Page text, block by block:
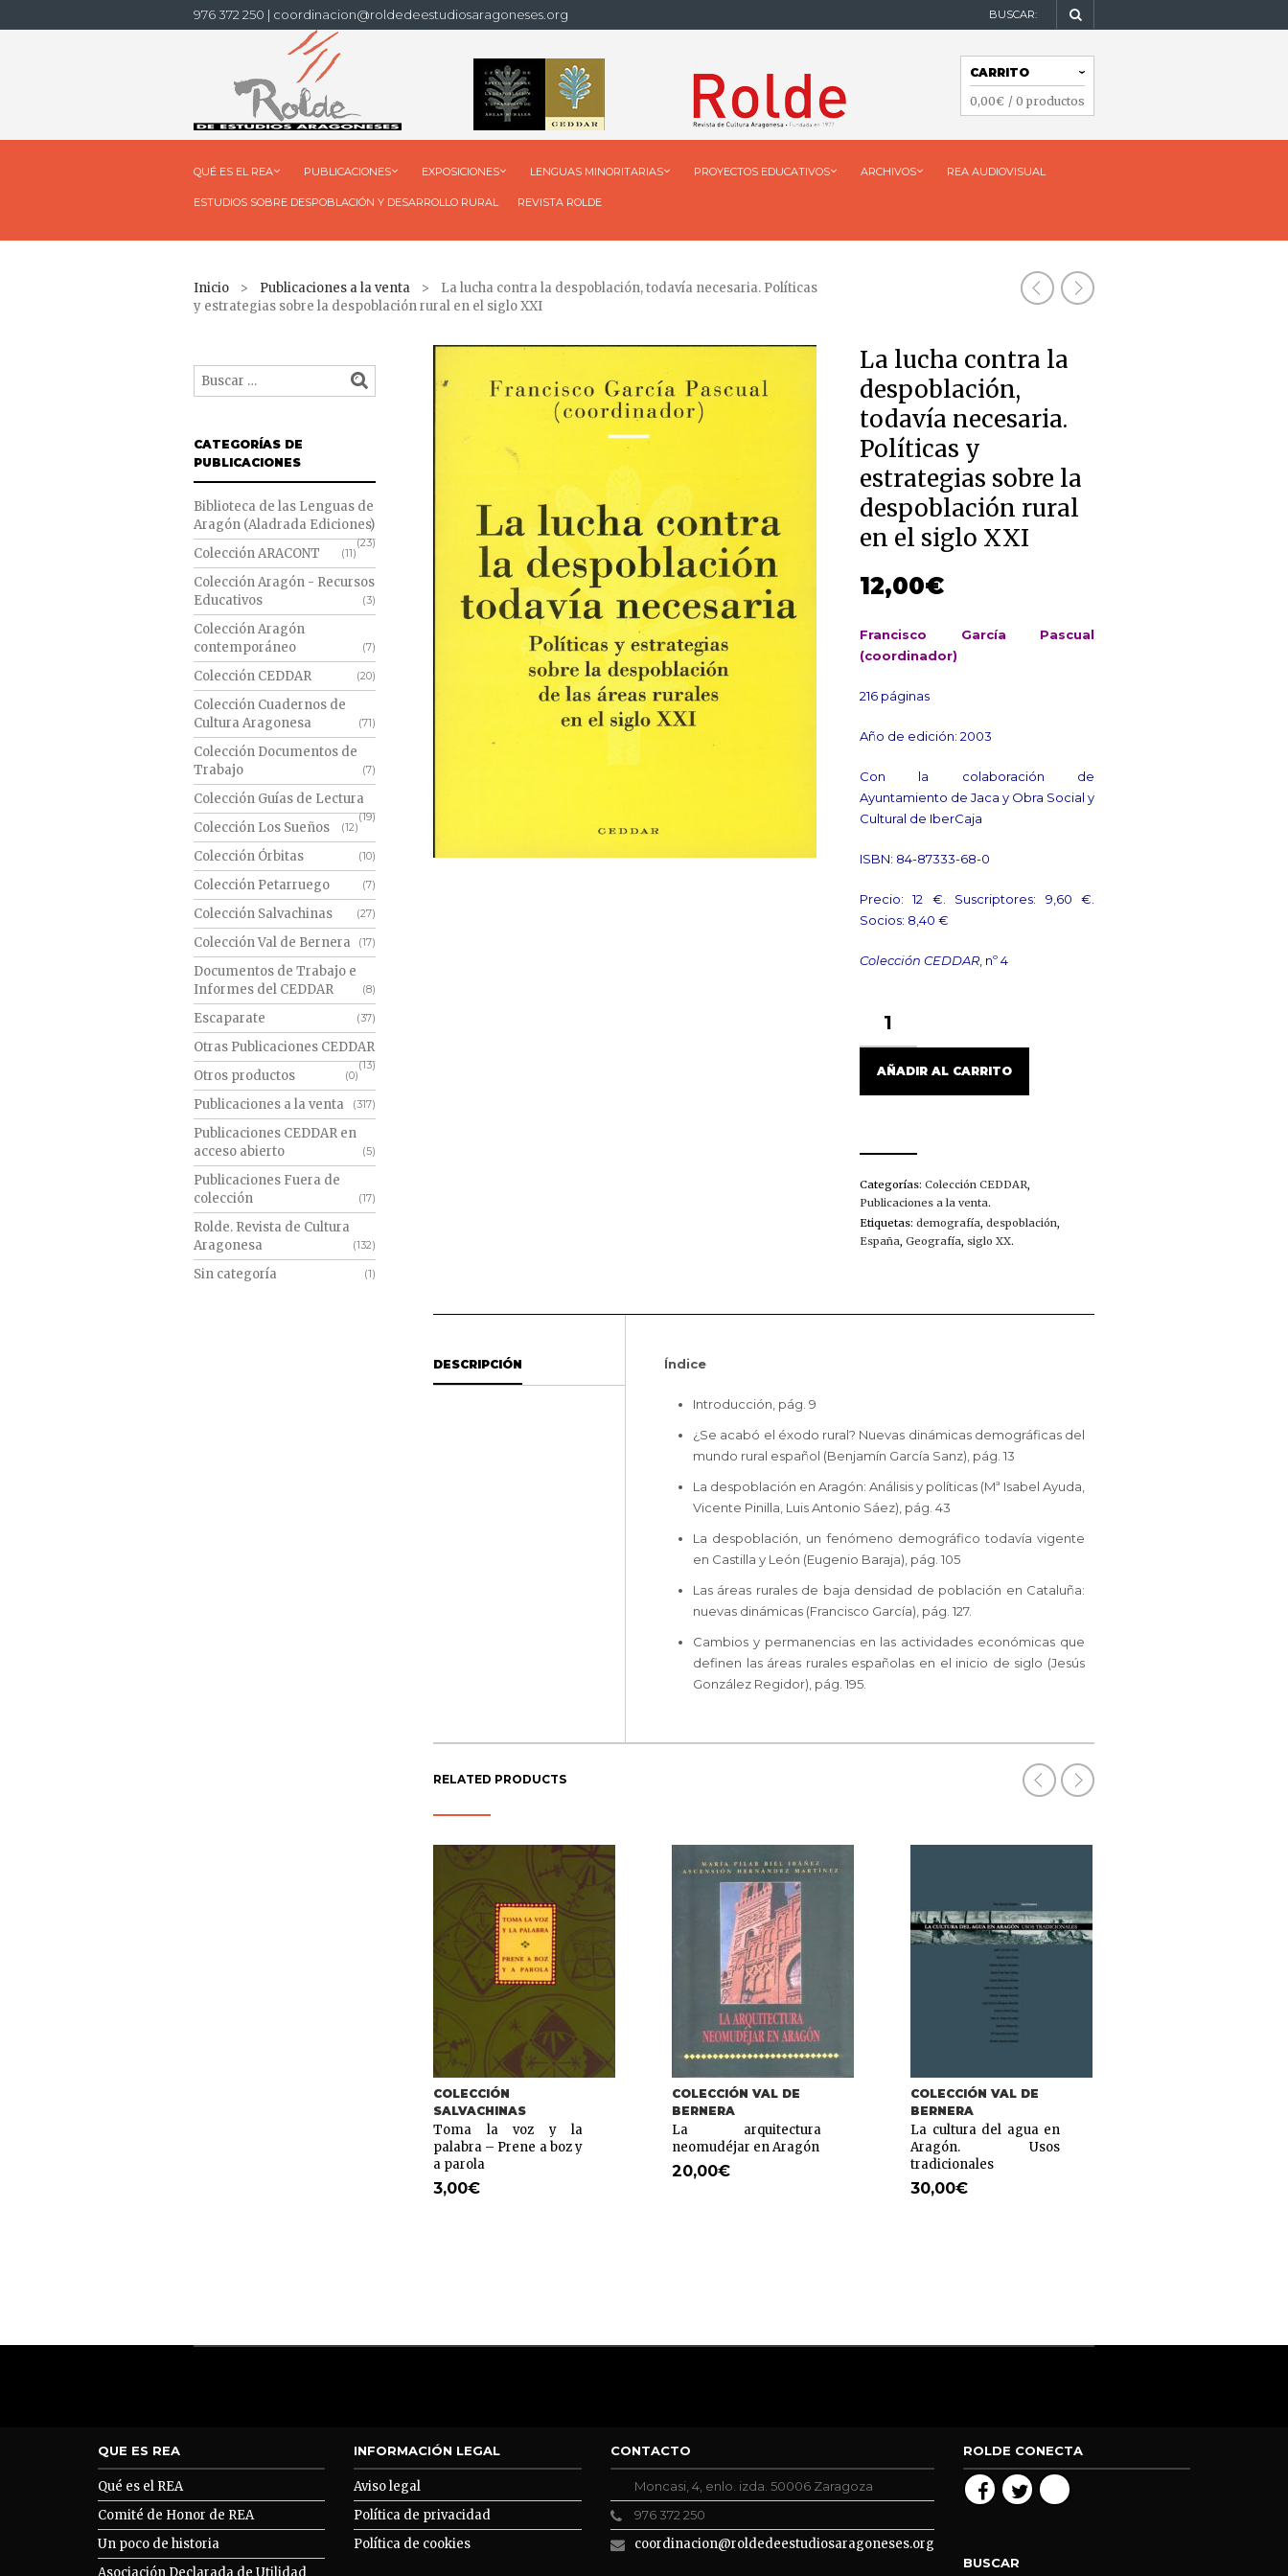
976 372 250 | coordinacion@roldedeestudiosaragoneses.org BUSCAR:
NAVEGACIÓN
CARRITO
0,00€ / 0 productos
QUÉ ES EL REA PUBLICACIONES EXPOSICIONES LENGUAS MINORITARIAS PROYECTOS EDUCATIVOS ARCHIVOS REA AUDIOVISUAL
ESTUDIOS SOBRE DESPOBLACIÓN Y DESARROLLO RURAL REVISTA ROLDE
Inicio > Publicaciones a la venta > La lucha contra la despoblación, todavía necesaria. Políticas
y estrategias sobre la despoblación rural en el siglo XXI
La lucha contra la
despoblación,
todavía necesaria.
Políticas y
estrategias sobre la
despoblación rural
en el siglo XXI
12,00€
Francisco García Pascual
(coordinador)
216 páginas
Año de edición: 2003
Con la colaboración de
Ayuntamiento de Jaca y Obra Social y
Cultural de IberCaja
ISBN: 84-87333-68-0
Precio: 12 €. Suscriptores: 9,60 €.
Socios: 8,40 €
Colección CEDDAR, nº 4
LUCHA
CONTRA
TODAVÍA
Y
SOBRE
LA
DESPOBLACIÓN
RURAL
XXI
AÑADIR AL CARRITO
Categorías: Colección CEDDAR,
Publicaciones a la venta.
Etiquetas: demografía, despoblación,
España, Geografía, siglo XX.
DESCRIPCIÓN Índice
Introducción, pág. 9
¿Se acabó el éxodo rural? Nuevas dinámicas demográficas del
mundo rural español (Benjamín García Sanz), pág. 13
La despoblación en Aragón: Análisis y políticas (Mª Isabel Ayuda,
Vicente Pinilla, Luis Antonio Sáez), pág. 43
La despoblación, un fenómeno demográfico todavía vigente
en Castilla y León (Eugenio Baraja), pág. 105
Las áreas rurales de baja densidad de población en Cataluña:
nuevas dinámicas (Francisco García), pág. 127.
Cambios y permanencias en las actividades económicas que
definen las áreas rurales españolas en el inicio de siglo (Jesús
González Regidor), pág. 195.
RELATED PRODUCTS
COLECCIÓN
SALVACHINAS
Toma la voz y la
palabra – Prene a boz y
a parola
3,00€
COLECCIÓN VAL DE
BERNERA
La arquitectura
neomudéjar en Aragón
20,00€
COLECCIÓN VAL DE
BERNERA
La cultura del agua en
Aragón. Usos
tradicionales
30,00€
CATEGORÍAS DE
PUBLICACIONES
Biblioteca de las Lenguas de
Aragón (Aladrada Ediciones)
(23)
Colección ARACONT (11)
Colección Aragón - Recursos
Educativos
(3)
Colección Aragón
contemporáneo
(7)
Colección CEDDAR (20)
Colección Cuadernos de
Cultura Aragonesa
(71)
Colección Documentos de
Trabajo
(7)
Colección Guías de Lectura
(19)
Colección Los Sueños (12)
Colección Órbitas (10)
Colección Petarruego (7)
Colección Salvachinas (27)
Colección Val de Bernera (17)
Documentos de Trabajo e
Informes del CEDDAR
(8)
Escaparate (37)
Otras Publicaciones CEDDAR
(13)
Otros productos (0)
Publicaciones a la venta (317)
Publicaciones CEDDAR en
acceso abierto
(5)
Publicaciones Fuera de
colección
(17)
Rolde. Revista de Cultura
Aragonesa
(132)
Sin categoría (1)
QUE ES REA
Qué es el REA
Comité de Honor de REA
Un poco de historia
Asociación Declarada de Utilidad
INFORMACIÓN LEGAL
Aviso legal
Política de privacidad
Política de cookies
CONTACTO
Moncasi, 4, enlo. izda. 50006 Zaragoza
976 372 250
coordinacion@roldedeestudiosaragoneses.org
ROLDE CONECTA
BUSCAR